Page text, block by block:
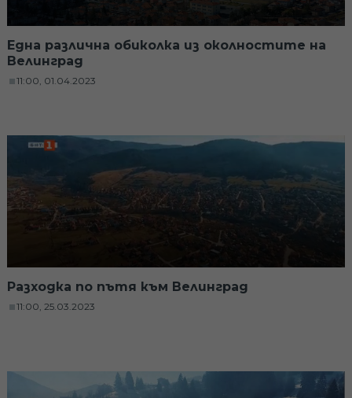
Една различна обиколка из околностите на
Велинград
11:00, 01.04.2023
Разходка по пътя към Велинград
11:00, 25.03.2023